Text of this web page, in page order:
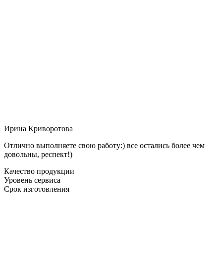
Ирина Криворотова
Отлично выполняете свою работу:) все остались более чем
довольны, респект!)
Качество продукции
Уровень сервиса
Срок изготовления